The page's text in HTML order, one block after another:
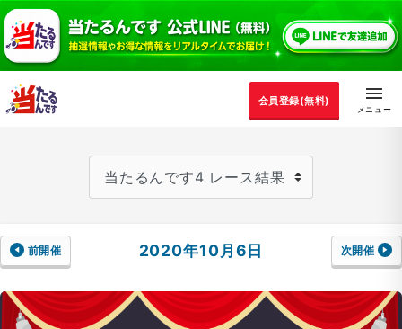
会員登録(無料)
前開催 2020年10月6日 次開催